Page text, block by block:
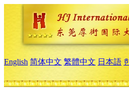
English 简体中文 繁體中文 日本語